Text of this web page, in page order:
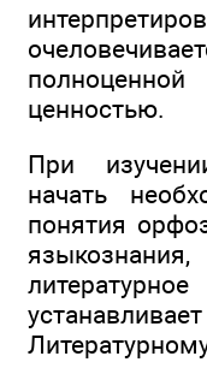
ценностью.
При
начать
понятия